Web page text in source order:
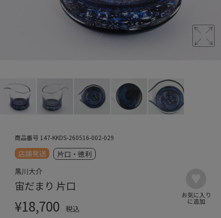
商品番号 147-KKDS-260516-002-029
店舗発送
片口・徳利
黒川大介
宙だまり 片口
¥18,700
税込